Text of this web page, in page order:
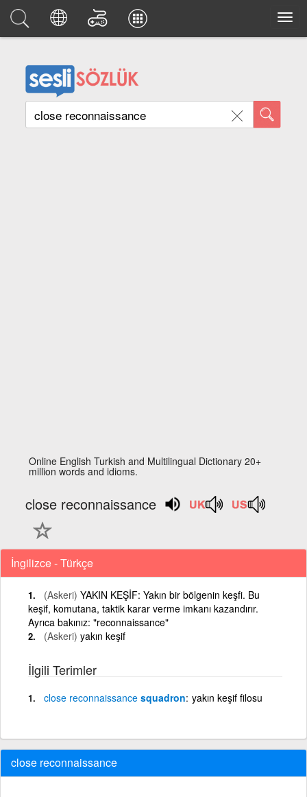
Online English Turkish and Multilingual Dictionary 20+
million words and idioms.
close reconnaissance
İngilizce - Türkçe
(Askeri) YAKIN KEŞİF: Yakın bir bölgenin keşfi. Bu
keşif, komutana, taktik karar verme imkanı kazandırır.
Ayrıca bakınız: "reconnaissance"
(Askeri) yakın keşif
İlgili Terimler
close reconnaissance squadron yakın keşif filosu
close reconnaissance